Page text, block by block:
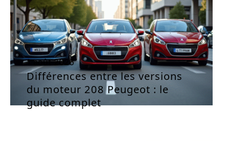
1 août 2026
Différences entre les versions
du moteur 208 Peugeot : le
guide complet